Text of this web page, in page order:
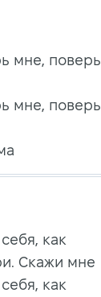
мне, поверь
мне, поверь
как
Скажи мне
как